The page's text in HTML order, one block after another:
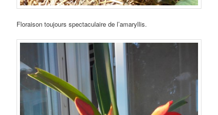
Floraison toujours spectaculaire de l’amaryllis.